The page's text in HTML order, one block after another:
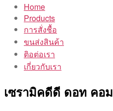
Home
Products
การสั่งชื้อ
ขนส่งสินค้า
ติอต่อเรา
เกี่ยวกับเรา
เซรามิคดีดี ดอท คอม